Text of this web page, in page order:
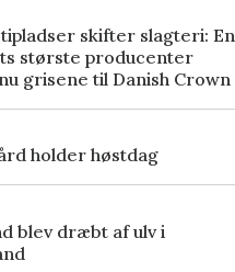
skifter slagteri: En
største producenter
grisene til Danish Crown
holder høstdag
blev dræbt af ulv i